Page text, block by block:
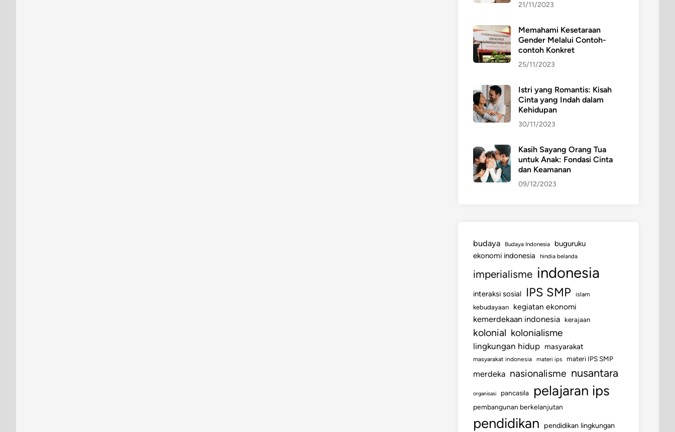
21/11/2023
Memahami Kesetaraan
Gender Melalui Contoh-
contoh Konkret
25/11/2023
Istri yang Romantis: Kisah
Cinta yang Indah dalam
Kehidupan
30/11/2023
Kasih Sayang Orang Tua
untuk Anak: Fondasi Cinta
dan Keamanan
09/12/2023
budaya Budaya Indonesia
buguruku
ekonomi indonesia
hindia belanda
imperialisme indonesia
interaksi sosial IPS SMP
islam
kebudayaan
kegiatan ekonomi
kemerdekaan indonesia kerajaan
kolonial kolonialisme
lingkungan hidup masyarakat
masyarakat indonesia materi ips materi IPS SMP
merdeka nasionalisme nusantara
organisasi pancasila pelajaran ips
pembangunan berkelanjutan
pendidikan pendidikan lingkungan